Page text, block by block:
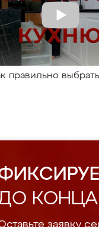
правильно
КОНЦА
заявку